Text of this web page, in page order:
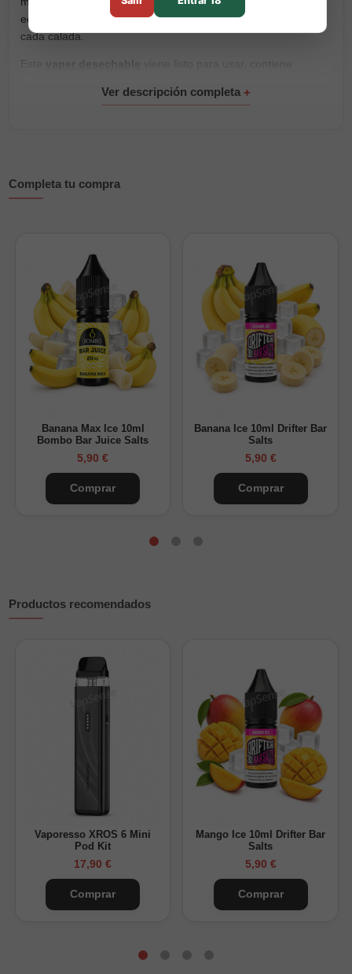
equilibrada que mantiene el plátano como protagonista en
cada calada.
Este vaper desechable
viene listo para usar, contiene
formato compacto permite llevarlo cómodamente y vapear sin
Modelo:
20mg/ml de sales de nicotina
Formato:vaper desechable compacto
Uso:listo para vapear, sin recargas ni configuraciones
Una buena elección para quienes buscan un desechable
pequeño con un sabor a plátano dulce, intenso y suave.
Descubre otros sabores de
Muss desechablesdisponibles
en Vapsense.
Completa tu compra
Banana Max Ice 10ml
Bombo Bar Juice Salts
5,90 €
Comprar
Banana Ice 10ml Drifter Bar
Salts
5,90 €
Comprar
Productos recomendados
Vaporesso XROS 6 Mini
Pod Kit
17,90 €
Comprar
Mango Ice 10ml Drifter Bar
Salts
5,90 €
Comprar